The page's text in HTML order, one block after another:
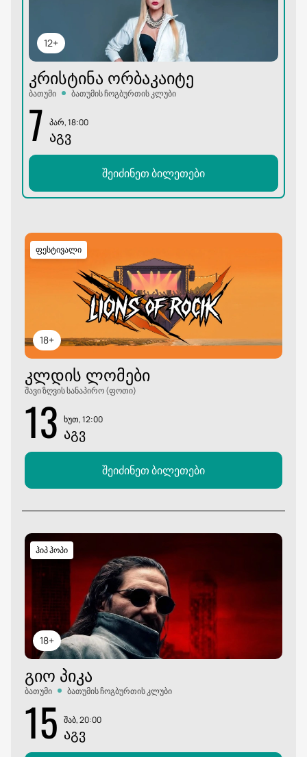
12+
ᲙᲠᲘᲡᲢᲘᲜᲐ ᲝᲠᲑᲐᲙᲐᲘᲢᲔ
ბათუმი ბათუმის ჩოგბურთის კლუბი
7 პარ, 18:00
ᲐᲒᲕ
შეიძინეთ ბილეთები
18+
ფესტივალი
ᲙᲚᲓᲘᲡ ᲚᲝᲛᲔᲑᲘ
შავი ზღვის სანაპირო (ფოთი)
13 ხუთ, 12:00
ᲐᲒᲕ
შეიძინეთ ბილეთები
18+
ჰიპ ჰოპი
ᲒᲘᲝ ᲞᲘᲙᲐ
ბათუმი ბათუმის ჩოგბურთის კლუბი
15 შაბ, 20:00
ᲐᲒᲕ